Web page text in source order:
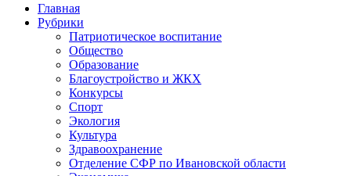
Промотать
содержимому
Главная
Рубрики
Патриотическое воспитание
Общество
Образование
Благоустройство и ЖКХ
Конкурсы
Спорт
Экология
Культура
Здравоохранение
Отделение СФР по Ивановской области